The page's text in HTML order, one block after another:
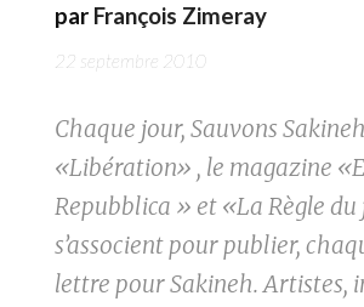
par François Zimeray
22 septembre 2010
Chaque jour, Sauvons
«Libération» , le magazine
Repubblica » et «La Règle du
s’associent pour publier,
lettre pour Sakineh. Artistes,